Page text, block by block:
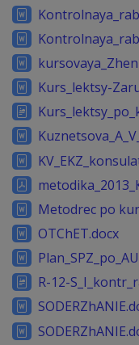
Kurs_lektsy-
Metodrec po
OTChET.docx
R-12-